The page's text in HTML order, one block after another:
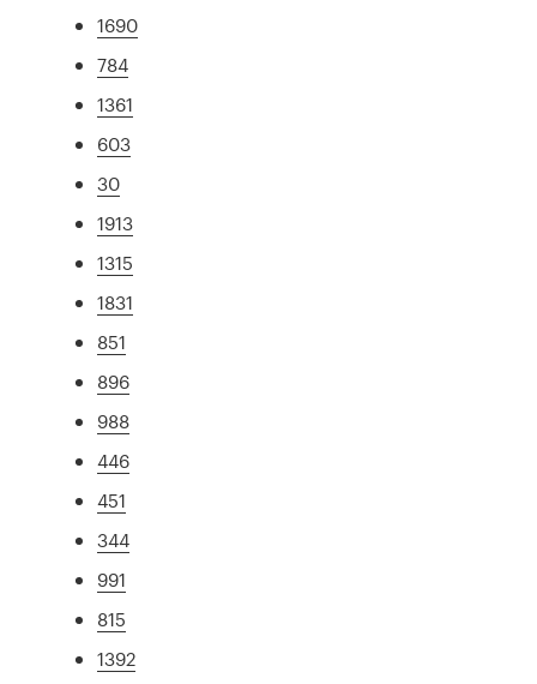
1690
784
1361
603
30
1913
1315
1831
851
896
988
446
451
344
991
815
1392